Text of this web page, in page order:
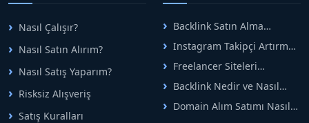
alışveriş sistemi ile koruyan
ticaretin güvenli
adreslerinden birisidir.
Nasıl Çalışır?
Nasıl Satın Alırım?
Nasıl Satış Yaparım?
Risksiz Alışveriş
Satış Kuralları
Backlink Satın Alma
Rehberi: Güvenli SEO İçin
Doğru Adımlar
Instagram Takipçi Artırma
Yöntemleri: Organik Büyüme
Rehberi
Freelancer Siteleri
Arasında Doğru Seçim Nasıl
Yapılır
Backlink Nedir ve Nasıl
Alınır? Etkili Yöntemler
Domain Alım Satımı Nasıl